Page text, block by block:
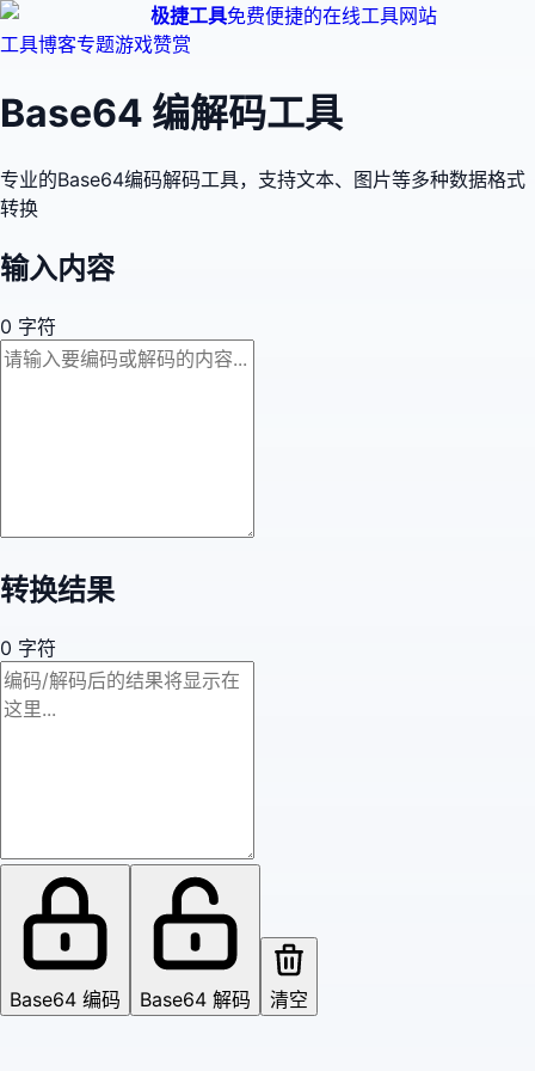
极捷工具免费便捷的在线工具网站
工具博客专题游戏赞赏
Base64 编解码工具
专业的Base64编码解码工具，支持文本、图片等多种数据格式
转换
输入内容
0 字符
转换结果
0 字符
Base64 编码 Base64 解码 清空